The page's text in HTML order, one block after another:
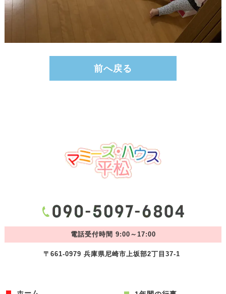
前へ戻る
電話受付時間 9:00～17:00
〒661-0979 兵庫県尼崎市上坂部2丁目37-1